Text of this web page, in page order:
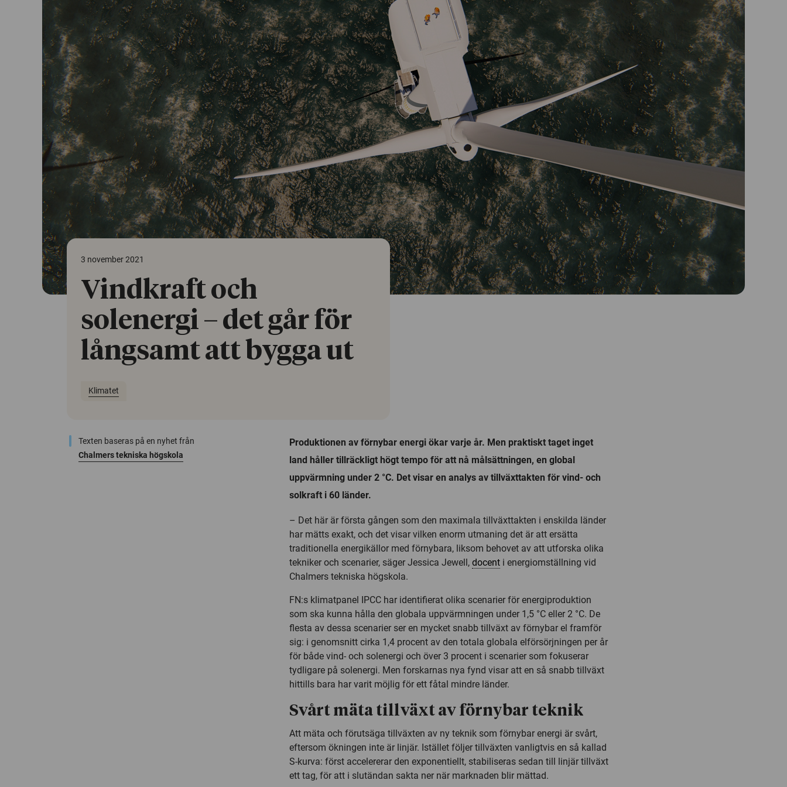
3 november 2021
Vindkraft och
solenergi – det går för
långsamt att bygga ut
Klimatet
Texten baseras på en nyhet från
Chalmers tekniska högskola
Produktionen av förnybar energi ökar varje år. Men praktiskt taget inget
land håller tillräckligt högt tempo för att nå målsättningen, en global
uppvärmning under 2 °C. Det visar en analys av tillväxttakten för vind- och
solkraft i 60 länder.
– Det här är första gången som den maximala tillväxttakten i enskilda länder
har mätts exakt, och det visar vilken enorm utmaning det är att ersätta
traditionella energikällor med förnybara, liksom behovet av att utforska olika
tekniker och scenarier, säger Jessica Jewell, docent i energiomställning vid
Chalmers tekniska högskola.
FN:s klimatpanel IPCC har identifierat olika scenarier för energiproduktion
som ska kunna hålla den globala uppvärmningen under 1,5 °C eller 2 °C. De
flesta av dessa scenarier ser en mycket snabb tillväxt av förnybar el framför
sig: i genomsnitt cirka 1,4 procent av den totala globala elförsörjningen per år
för både vind- och solenergi och över 3 procent i scenarier som fokuserar
tydligare på solenergi. Men forskarnas nya fynd visar att en så snabb tillväxt
hittills bara har varit möjlig för ett fåtal mindre länder.
Svårt mäta tillväxt av förnybar teknik
Att mäta och förutsäga tillväxten av ny teknik som förnybar energi är svårt,
eftersom ökningen inte är linjär. Istället följer tillväxten vanligtvis en så kallad
S-kurva: först accelererar den exponentiellt, stabiliseras sedan till linjär tillväxt
ett tag, för att i slutändan sakta ner när marknaden blir mättad.